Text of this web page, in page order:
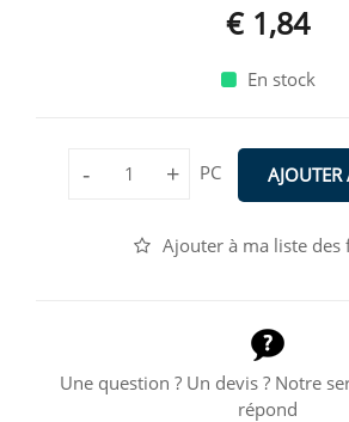
€ 1,84
En stock
- + PC
Ajouter à ma liste des
Une question ? Un devis ? Notre
répond